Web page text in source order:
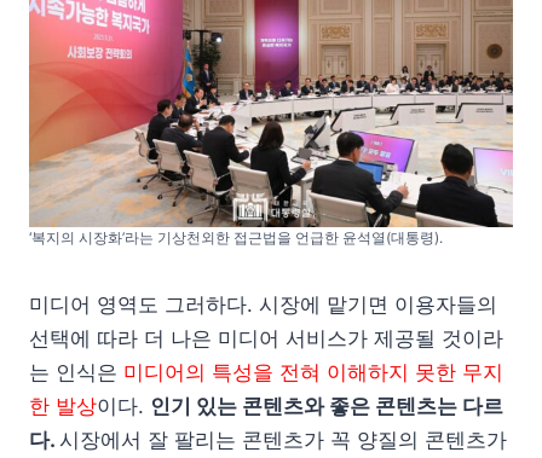
‘복지의 시장화’라는 기상천외한 접근법을 언급한 윤석열(대통령).
미디어 영역도 그러하다. 시장에 맡기면 이용자들의
선택에 따라 더 나은 미디어 서비스가 제공될 것이라
는 인식은 미디어의 특성을 전혀 이해하지 못한 무지
한 발상이다. 인기 있는 콘텐츠와 좋은 콘텐츠는 다르
다. 시장에서 잘 팔리는 콘텐츠가 꼭 양질의 콘텐츠가